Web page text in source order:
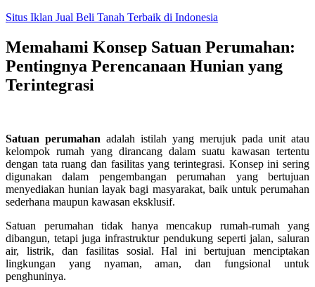
Skip
content
Situs Iklan Jual Beli Tanah Terbaik di Indonesia
Memahami Konsep Satuan Perumahan:
Pentingnya Perencanaan Hunian yang
Terintegrasi
Satuan perumahan adalah istilah yang merujuk pada unit atau
kelompok rumah yang dirancang dalam suatu kawasan tertentu
dengan tata ruang dan fasilitas yang terintegrasi. Konsep ini sering
digunakan dalam pengembangan perumahan yang bertujuan
menyediakan hunian layak bagi masyarakat, baik untuk perumahan
sederhana maupun kawasan eksklusif.
Satuan perumahan tidak hanya mencakup rumah-rumah yang
dibangun, tetapi juga infrastruktur pendukung seperti jalan, saluran
air, listrik, dan fasilitas sosial. Hal ini bertujuan menciptakan
lingkungan yang nyaman, aman, dan fungsional untuk
penghuninya.